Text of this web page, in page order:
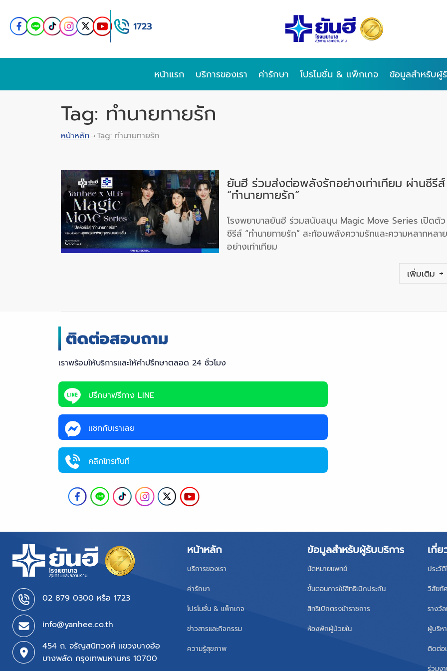
หน้าแรก บริการของเรา ค่ารักษา โปรโมชั่น & แพ็กเกจ ข้อมูลสำหรับผู้
Tag: ทำนายทายรัก
หน้าหลัก Tag: ทำนายทายรัก
ยันฮี ร่วมส่งต่อพลังรักอย่างเท่าเทียม ผ่านซีรีส์
“ทำนายทายรัก”
โรงพยาบาลยันฮี ร่วมสนับสนุน Magic Move Series เปิดตัว
ซีรีส์ “ทำนายทายรัก” สะท้อนพลังความรักและความหลากหลาย
อย่างเท่าเทียม
เพิ่มเติม
เราพร้อมให้บริการและให้คำปรึกษาตลอด 24 ชั่วโมง
ปรึกษาฟรีทาง LINE
แชทกับเราเลย
คลิกโทรทันที
02 879 0300 หรือ 1723
info@yanhee.co.th
454 ถ. จรัญสนิทวงศ์ แขวงบางอ้อ
บางพลัด กรุงเทพมหานคร 10700
หน้าหลัก
บริการของเรา
ค่ารักษา
โปรโมชั่น & แพ็กเกจ
ข่าวสารและกิจกรรม
ความรู้สุขภาพ
ข้อมูลสำหรับผู้รับบริการ
นัดหมายแพทย์
ขั้นตอนการใช้สิทธิเบิกประกัน
สิทธิเบิกตรงข้าราชการ
ห้องพักผู้ป่วยใน
เกี่ย
ประวั
วิสัยทั
รางวั
ผู้บริห
ติดต่อ
ร่วมง